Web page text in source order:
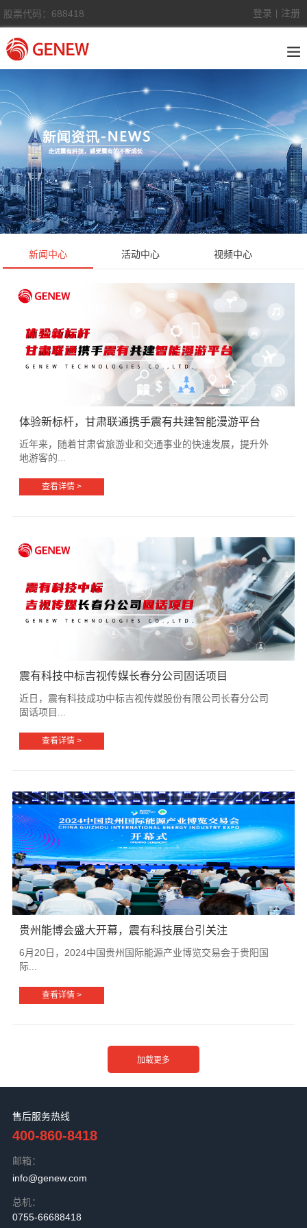
股票代码：688418 登录 注册
新闻中心 活动中心 视频中心
体验新标杆，甘肃联通携手震有共建智能漫游平台
近年来，随着甘肃省旅游业和交通事业的快速发展，提升外
地游客的...
查看详情 >
震有科技中标吉视传媒长春分公司固话项目
近日，震有科技成功中标吉视传媒股份有限公司长春分公司
固话项目...
查看详情 >
贵州能博会盛大开幕，震有科技展台引关注
6月20日，2024中国贵州国际能源产业博览交易会于贵阳国
际...
查看详情 >
售后服务热线
400-860-8418
邮箱：
info@genew.com
总机：
0755-66688418